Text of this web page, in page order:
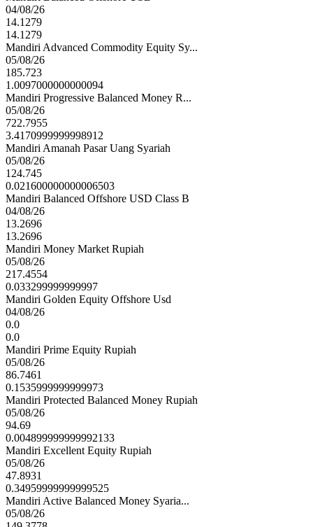
04/08/26
14.1279
14.1279
Mandiri Advanced Commodity Equity Sy...
05/08/26
185.723
1.0097000000000094
Mandiri Progressive Balanced Money R...
05/08/26
722.7955
3.4170999999998912
Mandiri Amanah Pasar Uang Syariah
05/08/26
124.745
0.021600000000006503
Mandiri Balanced Offshore USD Class B
04/08/26
13.2696
13.2696
Mandiri Money Market Rupiah
05/08/26
217.4554
0.033299999999997
Mandiri Golden Equity Offshore Usd
04/08/26
0.0
0.0
Mandiri Prime Equity Rupiah
05/08/26
86.7461
0.1535999999999973
Mandiri Protected Balanced Money Rupiah
05/08/26
94.69
0.004899999999992133
Mandiri Excellent Equity Rupiah
05/08/26
47.8931
0.34959999999999525
Mandiri Active Balanced Money Syaria...
05/08/26